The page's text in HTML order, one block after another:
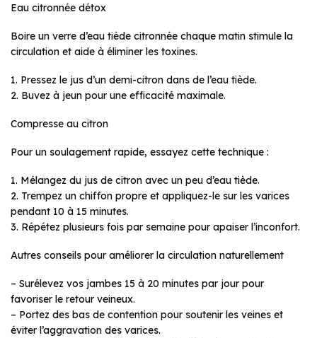
Eau citronnée détox
Boire un verre d’eau tiède citronnée chaque matin stimule la
circulation et aide à éliminer les toxines.
1. Pressez le jus d’un demi-citron dans de l’eau tiède.
2. Buvez à jeun pour une efficacité maximale.
Compresse au citron
Pour un soulagement rapide, essayez cette technique :
1. Mélangez du jus de citron avec un peu d’eau tiède.
2. Trempez un chiffon propre et appliquez-le sur les varices
pendant 10 à 15 minutes.
3. Répétez plusieurs fois par semaine pour apaiser l’inconfort.
Autres conseils pour améliorer la circulation naturellement
– Surélevez vos jambes 15 à 20 minutes par jour pour
favoriser le retour veineux.
– Portez des bas de contention pour soutenir les veines et
éviter l’aggravation des varices.